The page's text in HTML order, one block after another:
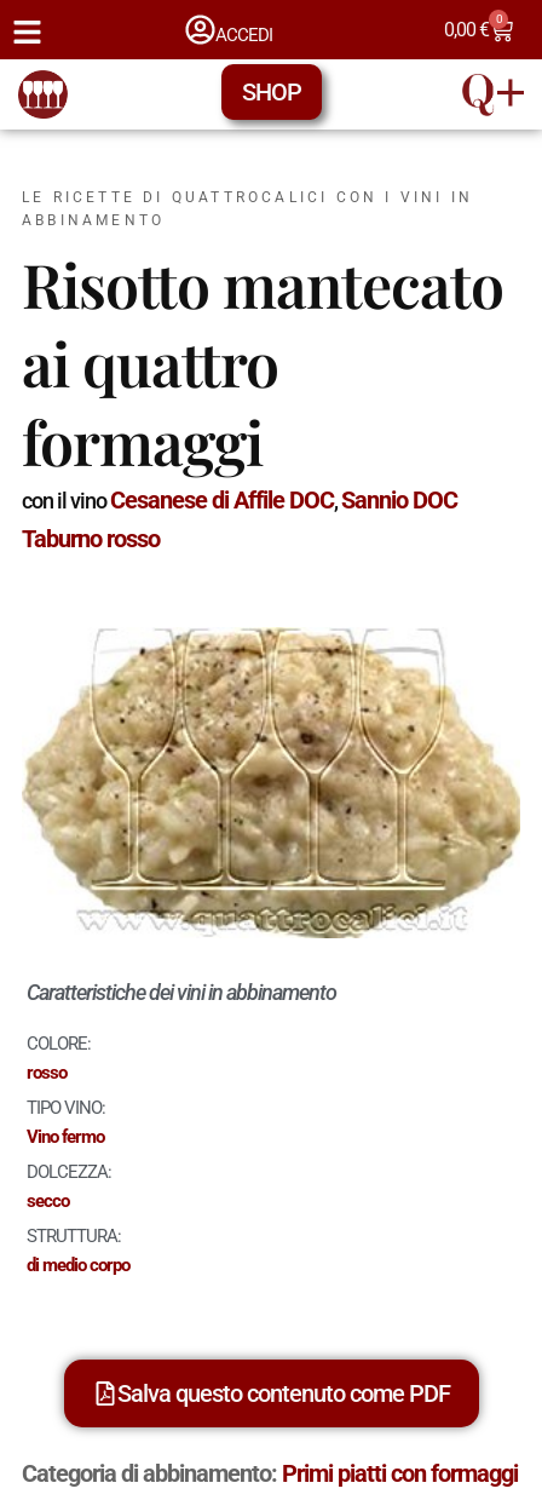
ACCEDI 0,00€ 0
SHOP
LE RICETTE DI QUATTROCALICI CON I VINI IN
ABBINAMENTO
Risotto mantecato
ai quattro
formaggi
con il vinoCesanese di Affile DOC,Sannio DOC
Taburno rosso
Caratteristiche dei vini in abbinamento
COLORE:
rosso
TIPO VINO:
Vino fermo
DOLCEZZA:
secco
STRUTTURA:
di medio corpo
Salva questo contenuto come PDF
Categoria di abbinamento: Primi piatti con formaggi